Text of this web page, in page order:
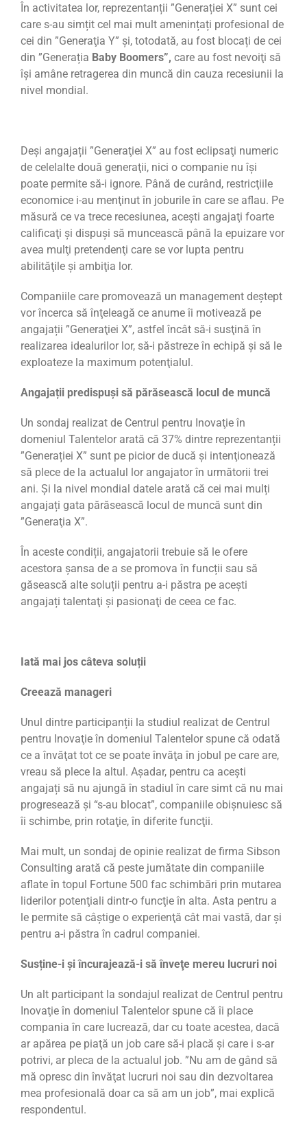
În activitatea lor, reprezentanții ”Generației X” sunt cei
care s-au simțit cel mai mult amenințați profesional de
cei din ”Generaţia Y” şi, totodată, au fost blocați de cei
din ”Generația Baby Boomers”, care au fost nevoiţi să
îşi amâne retragerea din muncă din cauza recesiunii la
nivel mondial.
Deşi angajații ”Generaţiei X” au fost eclipsaţi numeric
de celelalte două generaţii, nici o companie nu îşi
poate permite să-i ignore. Până de curând, restricţiile
economice i-au menţinut în joburile în care se aflau. Pe
măsură ce va trece recesiunea, aceşti angajaţi foarte
calificaţi și dispuși să muncească până la epuizare vor
avea mulţi pretendenţi care se vor lupta pentru
abilităţile şi ambiţia lor.
Companiile care promovează un management deştept
vor încerca să înţeleagă ce anume îi motivează pe
angajații ”Generaţiei X”, astfel încât să-i susţină în
realizarea idealurilor lor, să-i păstreze în echipă şi să le
exploateze la maximum potenţialul.
Angajații predispuși să părăsească locul de muncă
Un sondaj realizat de Centrul pentru Inovaţie în
domeniul Talentelor arată că 37% dintre reprezentanții
”Generației X” sunt pe picior de ducă şi intenţionează
să plece de la actualul lor angajator în următorii trei
ani. Și la nivel mondial datele arată că cei mai mulți
angajați gata părăsească locul de muncă sunt din
”Generaţia X”.
În aceste condiții, angajatorii trebuie să le ofere
acestora şansa de a se promova în funcții sau să
găsească alte soluții pentru a-i păstra pe aceşti
angajați talentaţi şi pasionaţi de ceea ce fac.
Iată mai jos câteva soluții
Creează manageri
Unul dintre participanții la studiul realizat de Centrul
pentru Inovaţie în domeniul Talentelor spune că odată
ce a învăţat tot ce se poate învăţa în jobul pe care are,
vreau să plece la altul. Așadar, pentru ca acești
angajați să nu ajungă în stadiul în care simt că nu mai
progresează şi “s-au blocat”, companiile obişnuiesc să
îi schimbe, prin rotaţie, în diferite funcţii.
Mai mult, un sondaj de opinie realizat de firma Sibson
Consulting arată că peste jumătate din companiile
aflate în topul Fortune 500 fac schimbări prin mutarea
liderilor potenţiali dintr-o funcţie în alta. Asta pentru a
le permite să câştige o experienţă cât mai vastă, dar și
pentru a-i păstra în cadrul companiei.
Susține-i și încurajează-i să înveţe mereu lucruri noi
Un alt participant la sondajul realizat de Centrul pentru
Inovaţie în domeniul Talentelor spune că îi place
compania în care lucrează, dar cu toate acestea, dacă
ar apărea pe piaţă un job care să-i placă şi care i s-ar
potrivi, ar pleca de la actualul job. ”Nu am de gând să
mă opresc din învăţat lucruri noi sau din dezvoltarea
mea profesională doar ca să am un job”, mai explică
respondentul.